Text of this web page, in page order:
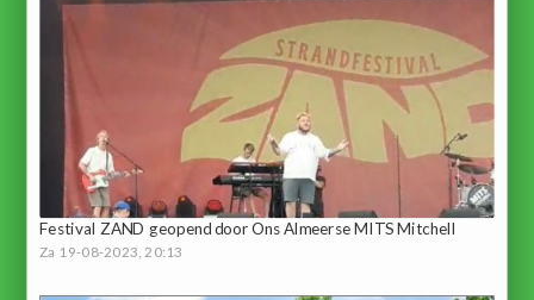
Festival ZAND geopend door Ons Almeerse MITS Mitchell
Za 19-08-2023, 20:13